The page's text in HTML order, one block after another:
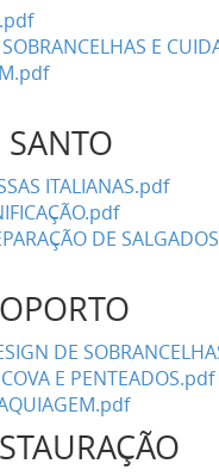
E
ITALIANAS.pdf
DE
DE
E PENTEADOS.pdf